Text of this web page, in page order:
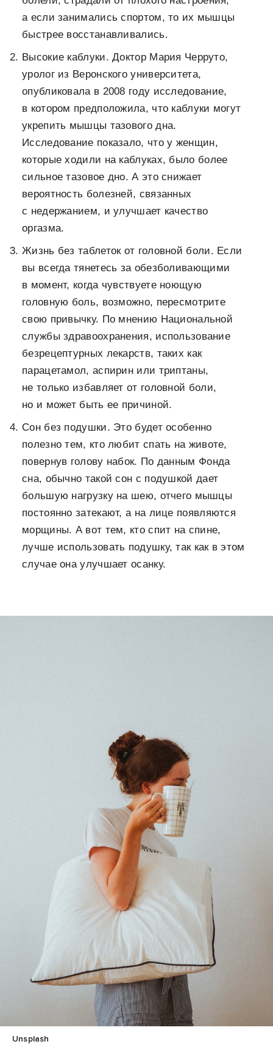
а если занимались спортом, то их мышцы
быстрее восстанавливались.
Высокие каблуки. Доктор Мария Черруто,
уролог из Веронского университета,
опубликовала в 2008 году исследование,
в котором предположила, что каблуки могут
укрепить мышцы тазового дна.
Исследование показало, что у женщин,
которые ходили на каблуках, было более
сильное тазовое дно. А это снижает
вероятность болезней, связанных
с недержанием, и улучшает качество
оргазма.
Жизнь без таблеток от головной боли. Если
вы всегда тянетесь за обезболивающими
в момент, когда чувствуете ноющую
головную боль, возможно, пересмотрите
свою привычку. По мнению Национальной
службы здравоохранения, использование
безрецептурных лекарств, таких как
парацетамол, аспирин или триптаны,
не только избавляет от головной боли,
но и может быть ее причиной.
Сон без подушки. Это будет особенно
полезно тем, кто любит спать на животе,
повернув голову набок. По данным Фонда
сна, обычно такой сон с подушкой дает
большую нагрузку на шею, отчего мышцы
постоянно затекают, а на лице появляются
морщины. А вот тем, кто спит на спине,
лучше использовать подушку, так как в этом
случае она улучшает осанку.
Unsplash